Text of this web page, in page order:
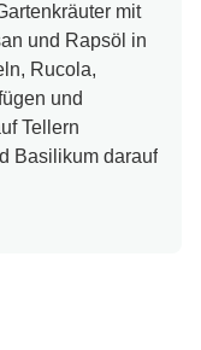
mit
und Rapsöl in
Rucola,
und
Tellern
Basilikum darauf